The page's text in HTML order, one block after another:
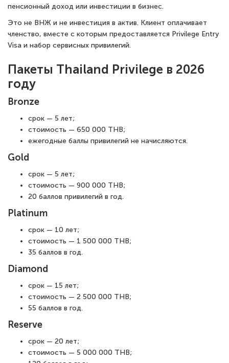
пенсионный доход или инвестиции в бизнес.
Это не ВНЖ и не инвестиция в актив. Клиент оплачивает
членство, вместе с которым предоставляется Privilege Entry
Visa и набор сервисных привилегий.
Пакеты Thailand Privilege в 2026
году
Bronze
срок — 5 лет;
стоимость — 650 000 THB;
ежегодные баллы привилегий не начисляются.
Gold
срок — 5 лет;
стоимость — 900 000 THB;
20 баллов привилегий в год.
Platinum
срок — 10 лет;
стоимость — 1 500 000 THB;
35 баллов в год.
Diamond
срок — 15 лет;
стоимость — 2 500 000 THB;
55 баллов в год.
Reserve
срок — 20 лет;
стоимость — 5 000 000 THB;